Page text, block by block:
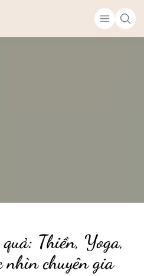
Thiền, Yoga,
nhìn chuyên gia